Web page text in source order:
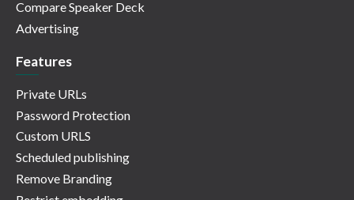
Compare Speaker Deck
Advertising
Features
Private URLs
Password Protection
Custom URLS
Scheduled publishing
Remove Branding